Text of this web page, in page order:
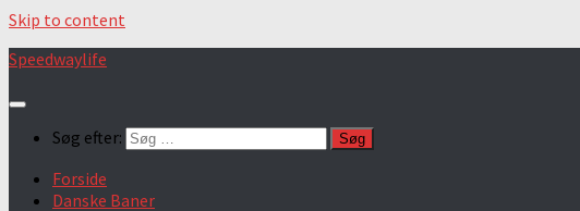
Skip to content
Speedwaylife
Søg efter:
Forside
Danske Baner